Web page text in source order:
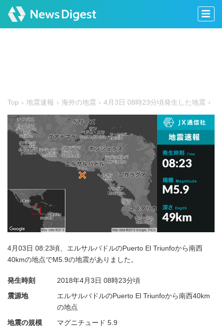
Top 地震速報 海外の地震 4月3日 08時23分頃発生した地震
4月03日 08:23頃、エルサルバドルのPuerto El Triunfoから南西
40kmの地点でM5.9の地震がありました。
発生時刻 2018年4月3日 08時23分頃
震源地
エルサルバドルのPuerto El Triunfoから南西40km
の地点
地震の規模
マグニチュード 5.9